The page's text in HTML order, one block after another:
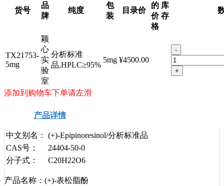
货号
品
牌
纯度
包
装
目录价
的
价
格
库
存
TX21753-
5mg
颖
心
实
验
室
分析标准
品,HPLC≥95%
5mg ¥4500.00
-
+
添加到购物车下单请左滑
产品详情
中文别名：
(+)-Epipinoresinol/分析标准品
CAS号：
24404-50-0
分子式：
C20H22O6
产品名称：(+)-表松脂酚